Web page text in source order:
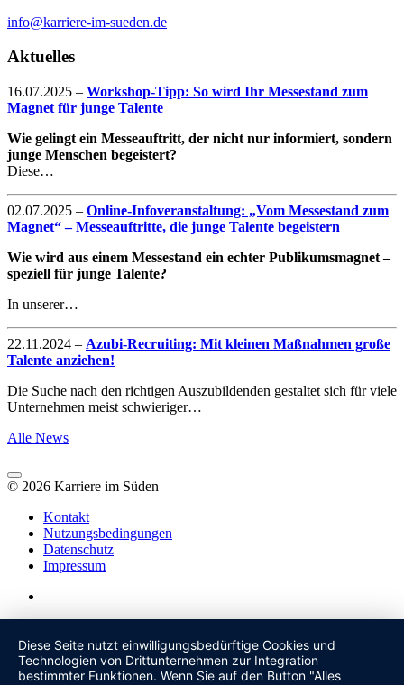
info@karriere-im-sueden.de
Aktuelles
16.07.2025 – Workshop-Tipp: So wird Ihr Messestand zum
Magnet für junge Talente
Wie gelingt ein Messeauftritt, der nicht nur informiert, sondern
junge Menschen begeistert?
Diese…
02.07.2025 – Online-Infoveranstaltung: „Vom Messestand zum
Magnet“ – Messeauftritte, die junge Talente begeistern
Wie wird aus einem Messestand ein echter Publikumsmagnet –
speziell für junge Talente?
In unserer…
22.11.2024 – Azubi-Recruiting: Mit kleinen Maßnahmen große
Talente anziehen!
Die Suche nach den richtigen Auszubildenden gestaltet sich für viele
Unternehmen meist schwieriger…
Alle News
© 2026 Karriere im Süden
Kontakt
Nutzungsbedingungen
Datenschutz
Impressum
Diese Seite nutzt einwilligungsbedürftige Cookies und
Technologien von Drittunternehmen zur Integration
bestimmter Funktionen. Wenn Sie auf den Button "Alles